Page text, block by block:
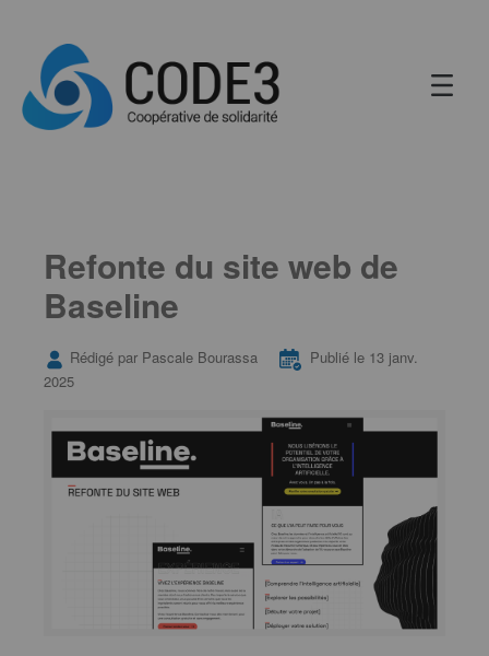
Refonte du site web de
Baseline
Rédigé par Pascale Bourassa
Publié le 13 janv.
2025